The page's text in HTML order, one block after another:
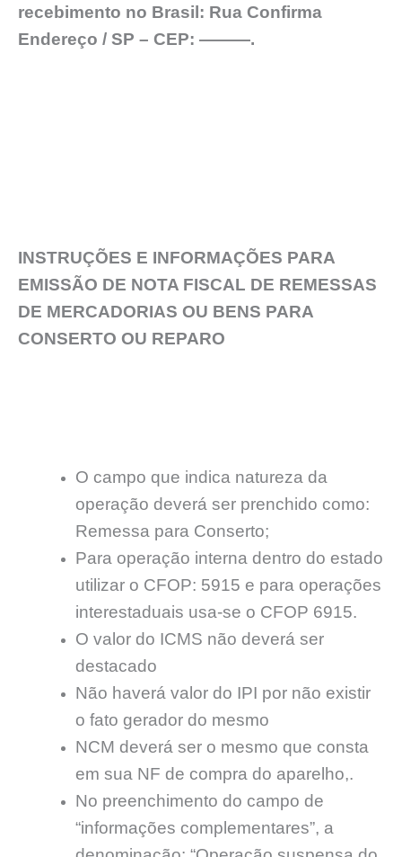
recebimento no Brasil: Rua Confirma
Endereço / SP – CEP: ———.
INSTRUÇÕES E INFORMAÇÕES PARA
EMISSÃO DE NOTA FISCAL DE REMESSAS
DE MERCADORIAS OU BENS PARA
CONSERTO OU REPARO
O campo que indica natureza da
operação deverá ser prenchido como:
Remessa para Conserto;
Para operação interna dentro do estado
utilizar o CFOP: 5915 e para operações
interestaduais usa-se o CFOP 6915.
O valor do ICMS não deverá ser
destacado
Não haverá valor do IPI por não existir
o fato gerador do mesmo
NCM deverá ser o mesmo que consta
em sua NF de compra do aparelho,.
No preenchimento do campo de
“informações complementares”, a